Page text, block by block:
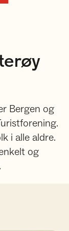
Bergen og
i alle aldre.
og